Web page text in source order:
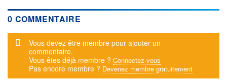
0 COMMENTAIRE
Message d'alerte
Vous devez être membre pour ajouter un
commentaire.
Vous êtes déjà membre ? Connectez-vous
Pas encore membre ? Devenez membre gratuitement